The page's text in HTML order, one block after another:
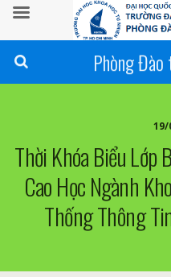
Phòng Đào
19/
Thời Khóa Biểu Lớp
Cao Học Ngành
Thống Thông